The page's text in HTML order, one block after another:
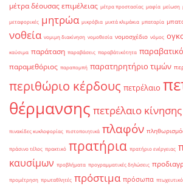
μέτρα δέουσας επιμέλειας μέτρα προστασίας μαφία μείωση
μεταφορικές μητρώα μικρόβια μικτά κλιμάκια μπαταρία
νοθεία νομιμη διακίνηση νομοθεσία νομοσχέδιο νόμος
καύσιμα παράταση παραβάσεις παραβάτικότητα
παραμεθόριος παραπομπή παρατηρητήριο τιμών
περιθώριο κέρδους πετρέλαιο
θέρμανσης πετρέλαιο κίνησης
πινακίδες κυκλοφορίας πιστοποιητικά πλαφόν
πράσινο τέλος πρακτικό πρατήρια πρατήριο ενέργειας
καυσίμων προβλήματα προγραμματικές δηλώσεις
προμέτρηση πρωταθλητές πρόστιμα πρόσωπα